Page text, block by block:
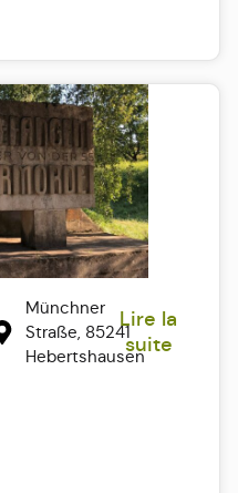
Münchner
Straße, 85241
Hebertshausen
Lire la
suite